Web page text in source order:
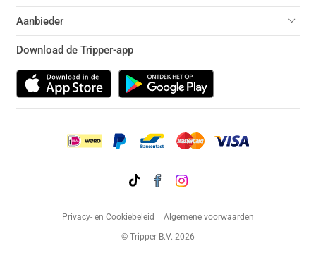
Aanbieder
Download de Tripper-app
Privacy- en Cookiebeleid
Algemene voorwaarden
© Tripper B.V. 2026